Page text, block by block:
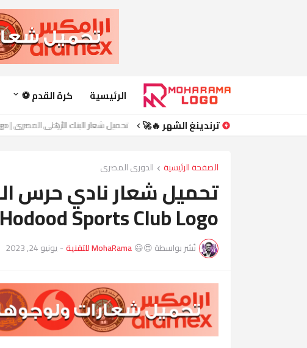
الرئيسية كرة القدم ⚽
ترندينغ الشهر 🔥🚀
تحميل شعار البنك الأهلي المصري | National Bank Of Egypt Logo
الصفحة الرئيسية الدورى المصرى
Hodood Sports Club Logo
نُشر بواسطة 😍😃MohaRama للتقنية -يونيو 24, 2023